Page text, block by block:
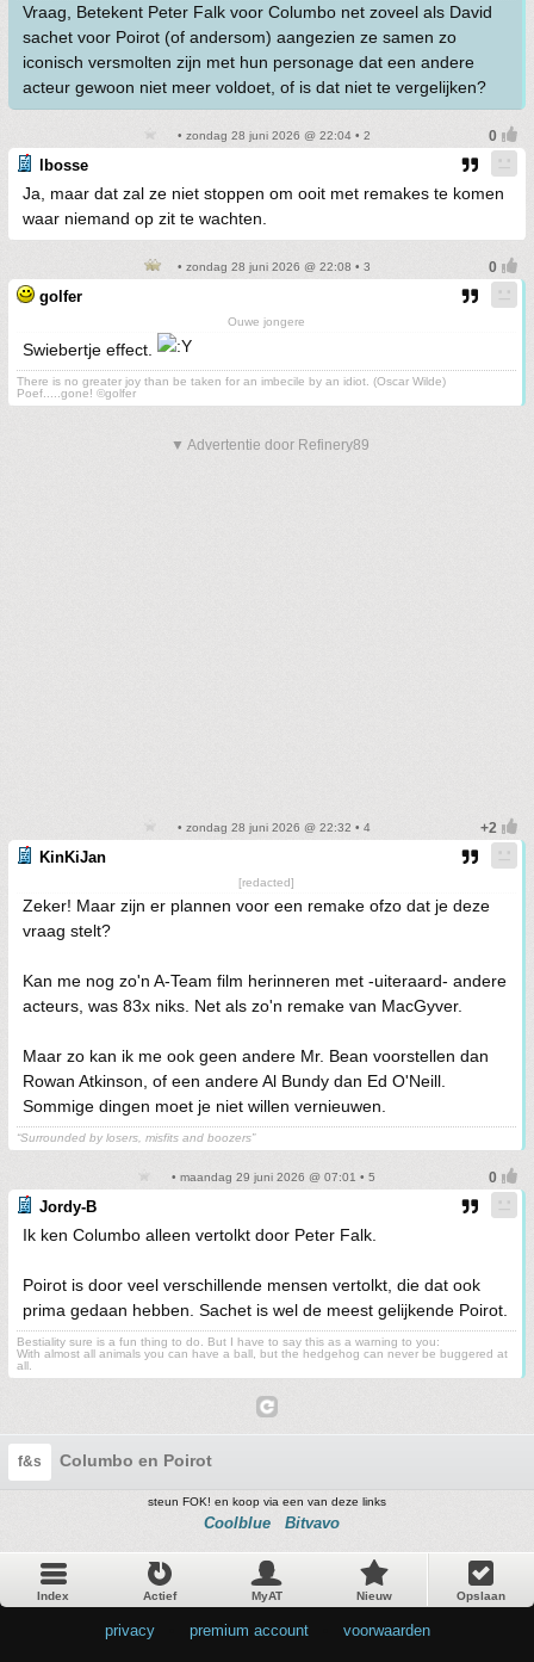
Vraag, Betekent Peter Falk voor Columbo net zoveel als David
sachet voor Poirot (of andersom) aangezien ze samen zo
iconisch versmolten zijn met hun personage dat een andere
acteur gewoon niet meer voldoet, of is dat niet te vergelijken?
• zondag 28 juni 2026 @ 22:04 • 2
lbosse
Ja, maar dat zal ze niet stoppen om ooit met remakes te komen
waar niemand op zit te wachten.
• zondag 28 juni 2026 @ 22:08 • 3
golfer
Ouwe jongere
Swiebertje effect.
There is no greater joy than be taken for an imbecile by an idiot. (Oscar Wilde)
Poef.....gone! ©golfer
▼ Advertentie door Refinery89
• zondag 28 juni 2026 @ 22:32 • 4
KinKiJan
[redacted]
Zeker! Maar zijn er plannen voor een remake ofzo dat je deze
vraag stelt?
Kan me nog zo'n A-Team film herinneren met -uiteraard- andere
acteurs, was 83x niks. Net als zo'n remake van MacGyver.
Maar zo kan ik me ook geen andere Mr. Bean voorstellen dan
Rowan Atkinson, of een andere Al Bundy dan Ed O'Neill.
Sommige dingen moet je niet willen vernieuwen.
“Surrounded by losers, misfits and boozers”
• maandag 29 juni 2026 @ 07:01 • 5
Jordy-B
Ik ken Columbo alleen vertolkt door Peter Falk.
Poirot is door veel verschillende mensen vertolkt, die dat ook
prima gedaan hebben. Sachet is wel de meest gelijkende Poirot.
Bestiality sure is a fun thing to do. But I have to say this as a warning to you:
With almost all animals you can have a ball, but the hedgehog can never be buggered at
all.
f&s Columbo en Poirot
steun FOK! en koop via een van deze links
Coolblue Bitvavo
Index Actief MyAT Nieuw Opslaan
privacy premium account voorwaarden